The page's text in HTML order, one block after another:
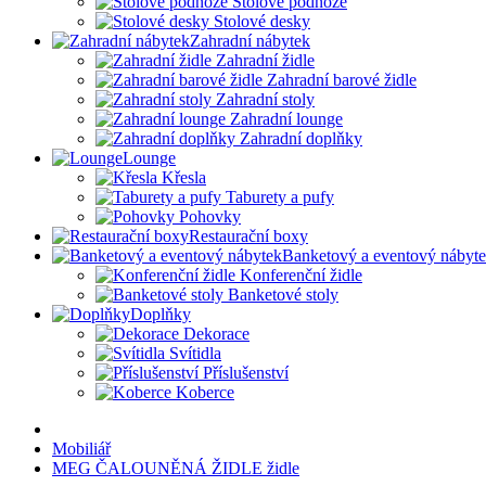
Stolové desky
Zahradní nábytek
Zahradní židle
Zahradní barové židle
Zahradní stoly
Zahradní lounge
Zahradní doplňky
Lounge
Křesla
Taburety a pufy
Pohovky
Restaurační boxy
Banketový a eventový
Konferenční židle
Banketové stoly
Doplňky
Dekorace
Svítidla
Příslušenství
Koberce
Mobiliář
MEG ČALOUNĚNÁ ŽIDLE židle